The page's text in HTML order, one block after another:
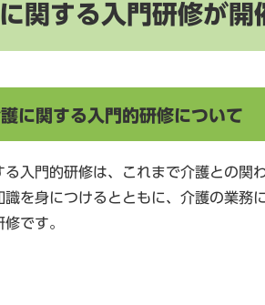
関する入門研修が開
に関する入門的研修について
入門的研修は、これまで介護との関
識を身につけるとともに、介護の業務
です。